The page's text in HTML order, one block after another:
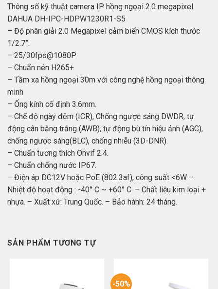
Thông số kỹ thuật camera IP hồng ngoại 2.0 megapixel
DAHUA DH-IPC-HDPW1230R1-S5
– Độ phân giải 2.0 Megapixel cảm biến CMOS kích thước
1/2.7”.
– 25/30fps@1080P
– Chuẩn nén H265+
– Tầm xa hồng ngoại 30m với công nghệ hồng ngoại thông
minh
– Ống kính cố định 3.6mm.
– Chế độ ngày đêm (ICR), Chống ngược sáng DWDR, tự
động cân bằng trắng (AWB), tự động bù tín hiệu ảnh (AGC),
chống ngược sáng(BLC), chống nhiễu (3D-DNR).
– Chuẩn tương thích Onvif 2.4.
– Chuẩn chống nước IP67.
– Điện áp DC12V hoặc PoE (802.3af), công suất <6W –
Nhiệt độ hoạt động : -40° C ~ +60° C. – Chất liệu kim loại +
nhựa. – Xuất xứ: Trung Quốc. – Bảo hành: 24 tháng.
SẢN PHẨM TƯƠNG TỰ
-50%